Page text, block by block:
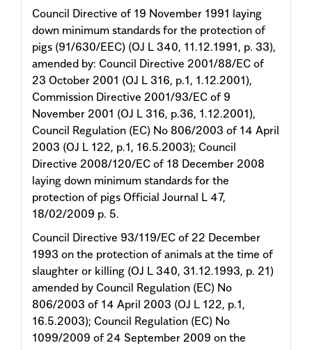
Council Directive of 19 November 1991 laying
down minimum standards for the protection of
pigs (91/630/EEC) (OJ L 340, 11.12.1991, p. 33),
amended by: Council Directive 2001/88/EC of
23 October 2001 (OJ L 316, p.1, 1.12.2001),
Commission Directive 2001/93/EC of 9
November 2001 (OJ L 316, p.36, 1.12.2001),
Council Regulation (EC) No 806/2003 of 14 April
2003 (OJ L 122, p.1, 16.5.2003); Council
Directive 2008/120/EC of 18 December 2008
laying down minimum standards for the
protection of pigs Official Journal L 47,
18/02/2009 p. 5.
Council Directive 93/119/EC of 22 December
1993 on the protection of animals at the time of
slaughter or killing (OJ L 340, 31.12.1993, p. 21)
amended by Council Regulation (EC) No
806/2003 of 14 April 2003 (OJ L 122, p.1,
16.5.2003); Council Regulation (EC) No
1099/2009 of 24 September 2009 on the